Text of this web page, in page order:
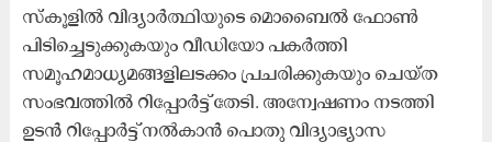
സ്കൂളിൽ വിദ്യാർത്ഥിയുടെ മൊബൈൽ ഫോൺ
പിടിച്ചെടുക്കുകയും വീഡിയോ പകർത്തി
സമൂഹമാധ്യമങ്ങളിലടക്കം പ്രചരിക്കുകയും ചെയ്ത
സംഭവത്തിൽ റിപ്പോർട്ട് തേടി. അന്വേഷണം നടത്തി
ഉടൻ റിപ്പോർട്ട് നൽകാൻ പൊതു വിദ്യാഭ്യാസ